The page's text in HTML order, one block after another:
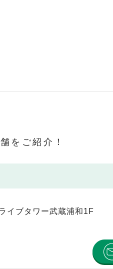
をご紹介！
イブタワー武蔵浦和1F